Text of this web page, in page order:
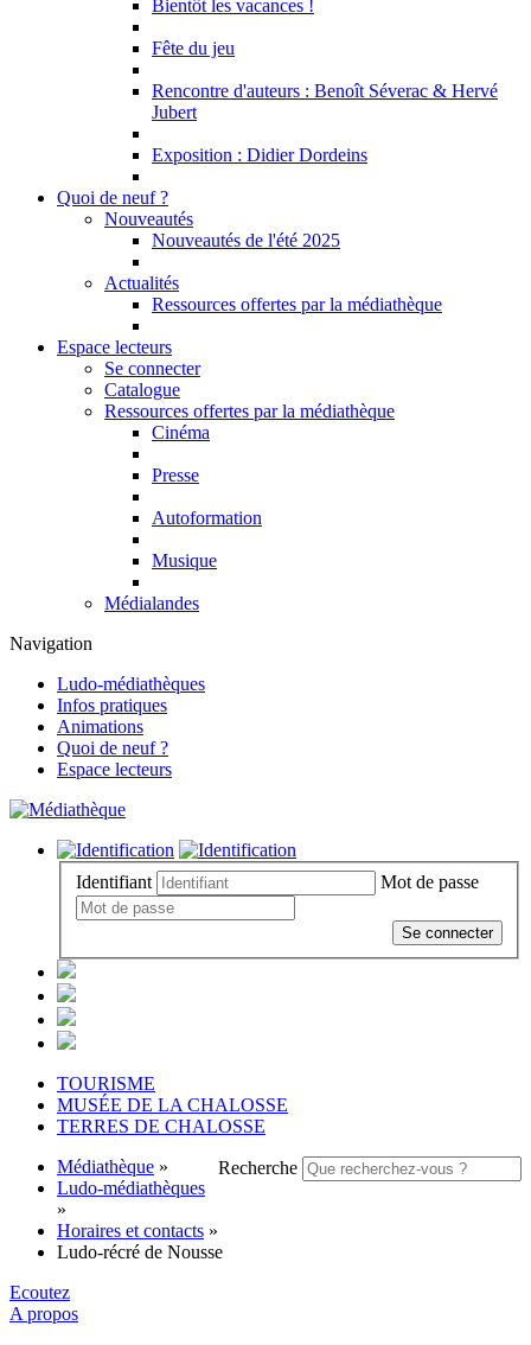
Bientôt les vacances !
Fête du jeu
Rencontre d'auteurs : Benoît Séverac & Hervé
Jubert
Exposition : Didier Dordeins
Quoi de neuf ?
Nouveautés
Nouveautés de l'été 2025
Actualités
Ressources offertes par la médiathèque
Espace lecteurs
Se connecter
Catalogue
Ressources offertes par la médiathèque
Cinéma
Presse
Autoformation
Musique
Médialandes
Navigation
Ludo-médiathèques
Infos pratiques
Animations
Quoi de neuf ?
Espace lecteurs
Identifiant Mot de passe
Se connecter
TOURISME
MUSÉE DE LA CHALOSSE
TERRES DE CHALOSSE
Recherche
Médiathèque »
Ludo-médiathèques
»
Horaires et contacts »
Ludo-récré de Nousse
Ecoutez
A propos